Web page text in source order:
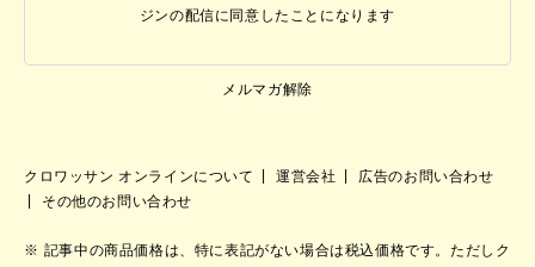
ジンの配信に同意したことになります
メルマガ解除
クロワッサン オンラインについて 運営会社
広告のお問い合わせ
その他のお問い合わせ
記事中の商品価格は、特に表記がない場合は税込価格です。ただしク